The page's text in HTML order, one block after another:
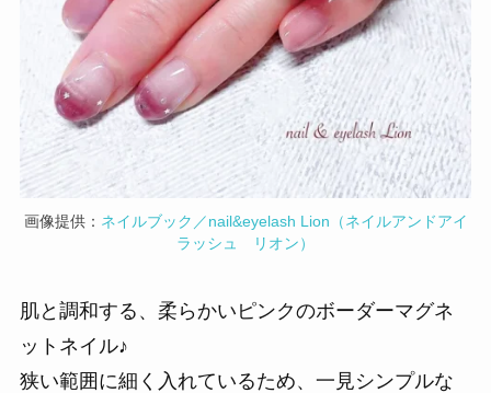
画像提供： ネイルブック／nail&eyelash Lion（ネイルアンドアイ
ラッシュ リオン）
肌と調和する、柔らかいピンクのボーダーマグネ
ットネイル♪
狭い範囲に細く入れているため、一見シンプルな